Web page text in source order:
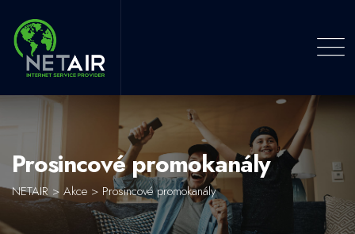
content
Prosincové promokanály
NETAIR > Akce > Prosincové promokanály